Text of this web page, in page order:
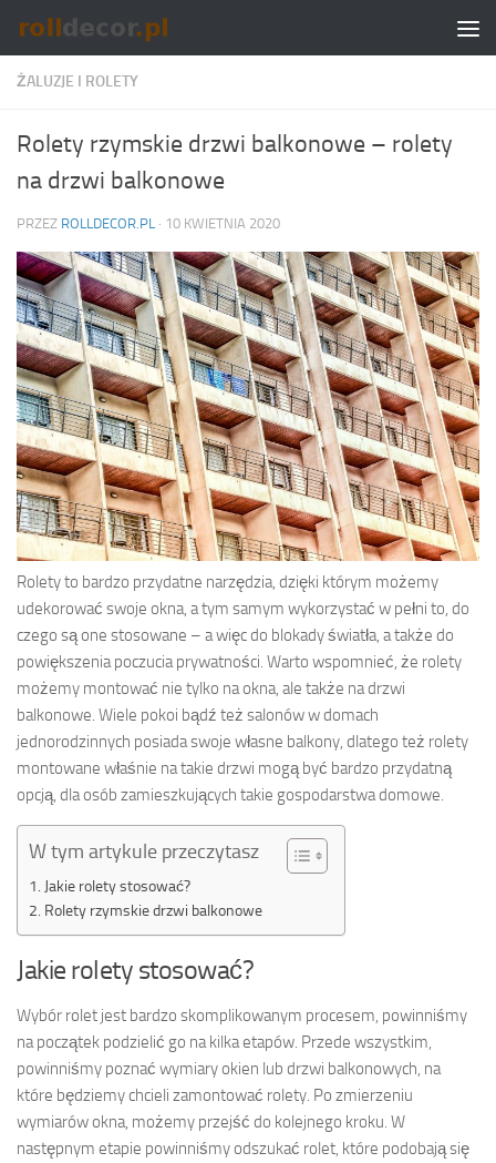
Skip to content
ŻALUZJE I ROLETY
Rolety rzymskie drzwi balkonowe – rolety
na drzwi balkonowe
PRZEZ ROLLDECOR.PL · 10 KWIETNIA 2020
Rolety to bardzo przydatne narzędzia, dzięki którym możemy
udekorować swoje okna, a tym samym wykorzystać w pełni to, do
czego są one stosowane – a więc do blokady światła, a także do
powiększenia poczucia prywatności. Warto wspomnieć, że rolety
możemy montować nie tylko na okna, ale także na drzwi
balkonowe. Wiele pokoi bądź też salonów w domach
jednorodzinnych posiada swoje własne balkony, dlatego też rolety
montowane właśnie na takie drzwi mogą być bardzo przydatną
opcją, dla osób zamieszkujących takie gospodarstwa domowe.
W tym artykule przeczytasz
Jakie rolety stosować?
Rolety rzymskie drzwi balkonowe
Jakie rolety stosować?
Wybór rolet jest bardzo skomplikowanym procesem, powinniśmy
na początek podzielić go na kilka etapów. Przede wszystkim,
powinniśmy poznać wymiary okien lub drzwi balkonowych, na
które będziemy chcieli zamontować rolety. Po zmierzeniu
wymiarów okna, możemy przejść do kolejnego kroku. W
następnym etapie powinniśmy odszukać rolet, które podobają się